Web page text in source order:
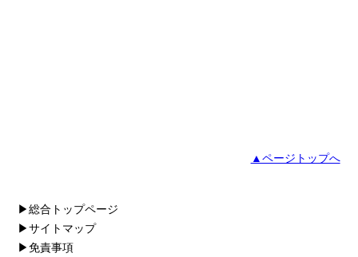
▲ページトップへ
▶総合トップページ
▶サイトマップ
▶免責事項